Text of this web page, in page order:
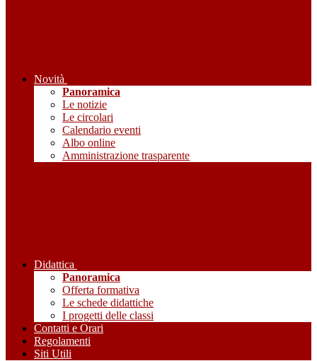
Novità
Panoramica
Le notizie
Le circolari
Calendario eventi
Albo online
Amministrazione trasparente
Didattica
Panoramica
Offerta formativa
Le schede didattiche
I progetti delle classi
Contatti e Orari
Regolamenti
Siti Utili